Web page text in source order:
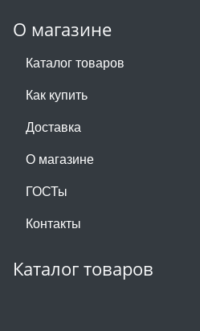
О магазине
Каталог товаров
Как купить
Доставка
О магазине
ГОСТы
Контакты
Каталог товаров